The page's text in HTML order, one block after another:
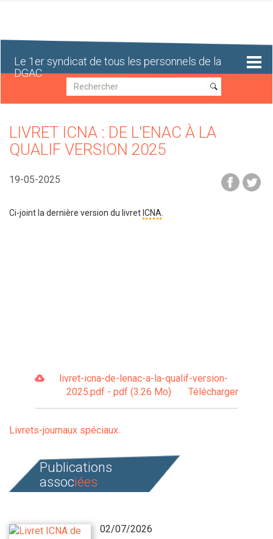
Le 1er syndicat de tous les personnels de la
DGAC
Recherche
Recherche
LIVRET ICNA : DE L'ENAC À LA
QUALIF VERSION 2025
19-05-2025
Ci-joint la dernière version du livret ICNA
livret-icna-de-lenac-a-la-qualif-version-
2025.pdf - pdf (3.26 Mo)
Télécharger
Livrets-journaux spéciaux
Publications
associées
02/07/2026